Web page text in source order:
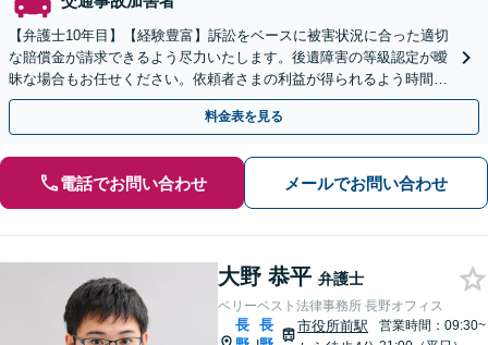
【弁護士10年目】【経験豊富】訴訟をベースに被害状況に合った適切
な賠償金が請求できるよう尽力いたします。後遺障害の等級認定が曖
昧な場合もお任せください。依頼者さまの利益が得られるよう時間と
労力をかけてサポートいたします。【休日・夜間相談可】
料金表を見る
電話でお問い合わせ メールでお問い合わせ
大野 恭平 弁護士
ベリーベスト法律事務所 長野オフィス
長
長
市役所前駅
営業時間：09:30~